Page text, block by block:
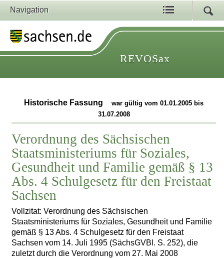
Navigation
REVOSax
Historische Fassung
war gültig vom 01.01.2005 bis
31.07.2008
Verordnung des Sächsischen
Staatsministeriums für Soziales,
Gesundheit und Familie gemäß § 13
Abs. 4 Schulgesetz für den Freistaat
Sachsen
Vollzitat: Verordnung des Sächsischen
Staatsministeriums für Soziales, Gesundheit und Familie
gemäß § 13 Abs. 4 Schulgesetz für den Freistaat
Sachsen vom 14. Juli 1995 (SächsGVBl. S. 252), die
zuletzt durch die Verordnung vom 27. Mai 2008